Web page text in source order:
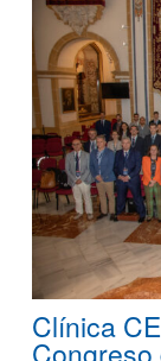
Clínica